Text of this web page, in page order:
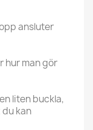
ansluter
hur man gör
liten buckla,
kan